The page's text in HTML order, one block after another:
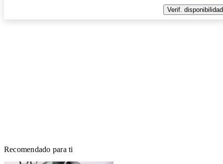
Verif. disponibilidad
Recomendado para ti